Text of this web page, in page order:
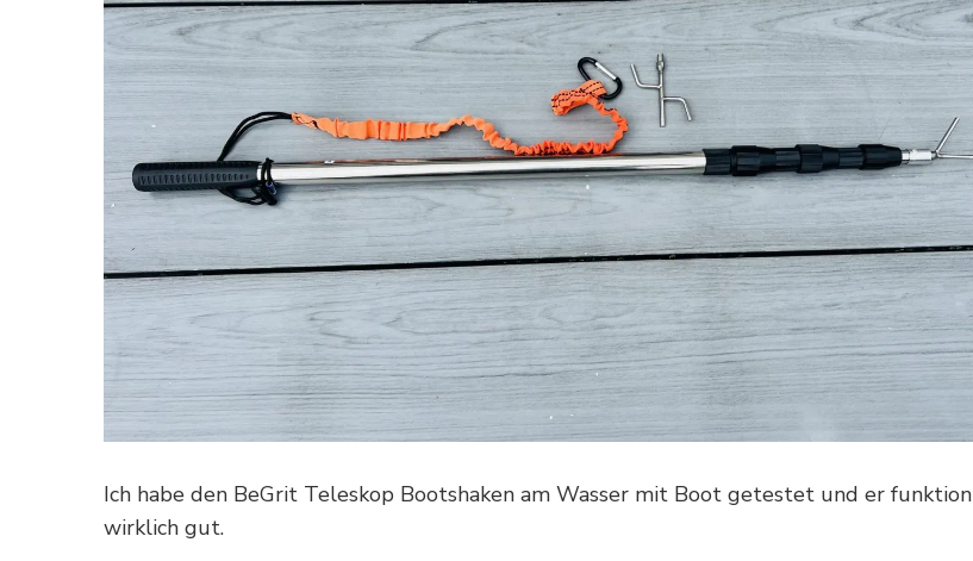
Ich habe den BeGrit Teleskop Bootshaken am Wasser mit Boot getestet und er
wirklich gut.